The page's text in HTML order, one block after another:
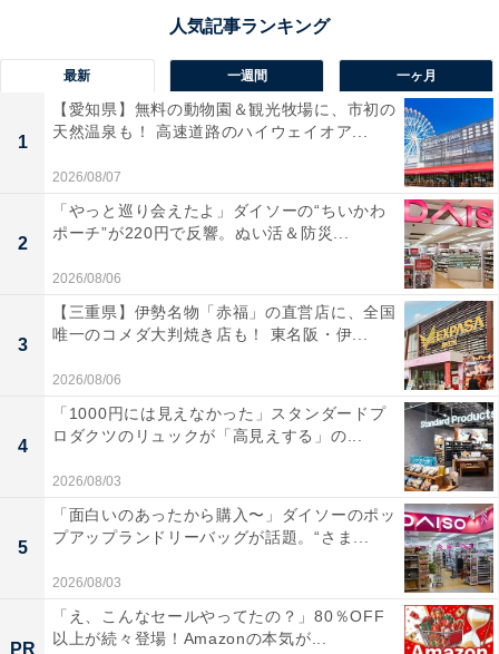
談して室外機の置き場所を日陰に変えたり、日除けをし
機も出てきていますので、今後のことも考えてそうした
猛暑対応のエアコンを選択するのも選択肢の1つかもし
れませんね。
室外機に水をかけるのはNG
室外機の暑さ対策で水をかけるという人もいますが、メ
最新 一週間 一ヶ月
1
【愛知県】無料の動物園＆観光牧場に、市初の
天然温泉も！ 高速道路のハイウェイオア...
2026/08/07
2
「やっと巡り会えたよ」ダイソーの“ちいかわ
ポーチ”が220円で反響。ぬい活＆防災...
2026/08/06
3
【三重県】伊勢名物「赤福」の直営店に、全国
唯一のコメダ大判焼き店も！ 東名阪・伊...
2026/08/06
4
「1000円には見えなかった」スタンダードプ
ロダクツのリュックが「高見えする」の...
2026/08/03
5
「面白いのあったから購入〜」ダイソーのポッ
プアップランドリーバッグが話題。“さま...
2026/08/03
PR
「え、こんなセールやってたの？」80％OFF
以上が続々登場！Amazonの本気が...